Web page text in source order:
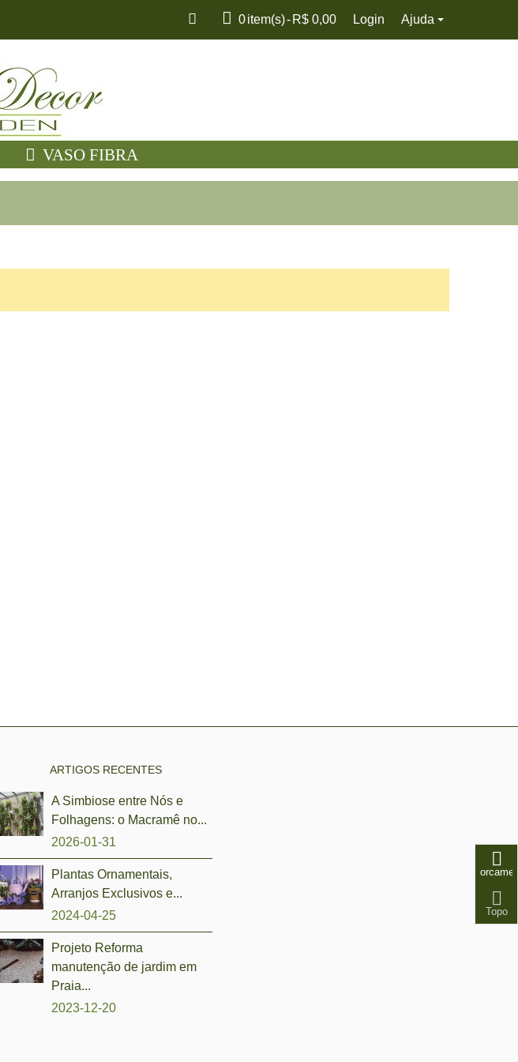
Ajuda
Login
0item(s)- R$ 0,00
VASO FIBRA
ARTIGOS RECENTES
A Simbiose entre Nós e
Folhagens: o Macramê no...
2026-01-31
Plantas Ornamentais,
Arranjos Exclusivos e...
2024-04-25
Projeto Reforma
manutenção de jardim em
Praia...
2023-12-20
Topo